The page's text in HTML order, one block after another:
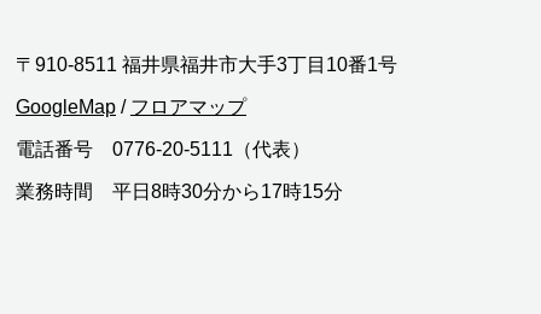
〒910-8511 福井県福井市大手3丁目10番1号
GoogleMap / フロアマップ
電話番号 0776-20-5111（代表）
業務時間 平日8時30分から17時15分